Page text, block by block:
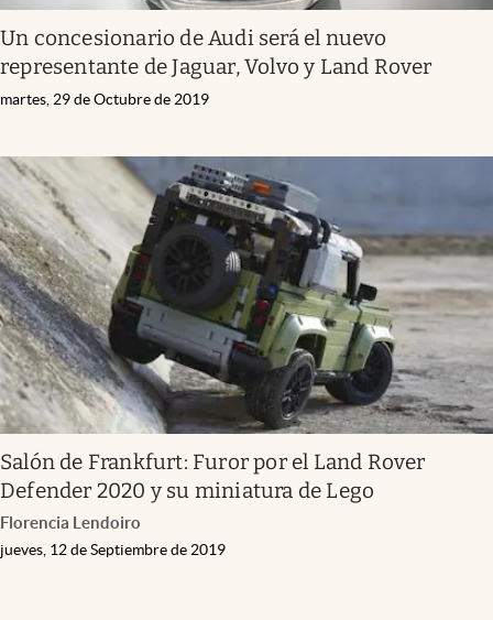
Un concesionario de Audi será el nuevo
representante de Jaguar, Volvo y Land Rover
martes, 29 de Octubre de 2019
Salón de Frankfurt: Furor por el Land Rover
Defender 2020 y su miniatura de Lego
Florencia Lendoiro
jueves, 12 de Septiembre de 2019